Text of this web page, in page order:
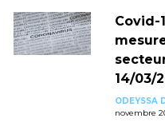
Covid-
14/03/
ODEYSSA
novembre